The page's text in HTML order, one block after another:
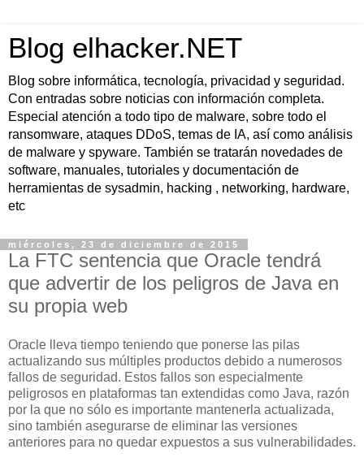
Blog elhacker.NET
Blog sobre informática, tecnología, privacidad y seguridad.
Con entradas sobre noticias con información completa.
Especial atención a todo tipo de malware, sobre todo el
ransomware, ataques DDoS, temas de IA, así como análisis
de malware y spyware. También se tratarán novedades de
software, manuales, tutoriales y documentación de
herramientas de sysadmin, hacking , networking, hardware,
etc
miércoles, 23 de diciembre de 2015
La FTC sentencia que Oracle tendrá
que advertir de los peligros de Java en
su propia web
Oracle lleva tiempo teniendo que ponerse las pilas
actualizando sus múltiples productos debido a numerosos
fallos de seguridad. Estos fallos son especialmente
peligrosos en plataformas tan extendidas como Java, razón
por la que no sólo es importante mantenerla actualizada,
sino también asegurarse de eliminar las versiones
anteriores para no quedar expuestos a sus vulnerabilidades.